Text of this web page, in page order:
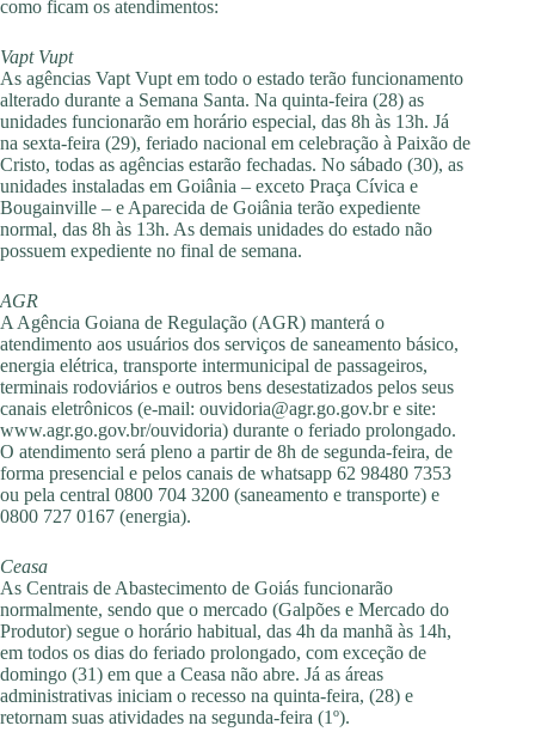
como ficam os atendimentos:
Vapt Vupt
As agências Vapt Vupt em todo o estado terão funcionamento
alterado durante a Semana Santa. Na quinta-feira (28) as
unidades funcionarão em horário especial, das 8h às 13h. Já
na sexta-feira (29), feriado nacional em celebração à Paixão de
Cristo, todas as agências estarão fechadas. No sábado (30), as
unidades instaladas em Goiânia – exceto Praça Cívica e
Bougainville – e Aparecida de Goiânia terão expediente
normal, das 8h às 13h. As demais unidades do estado não
possuem expediente no final de semana.
AGR
A Agência Goiana de Regulação (AGR) manterá o
atendimento aos usuários dos serviços de saneamento básico,
energia elétrica, transporte intermunicipal de passageiros,
terminais rodoviários e outros bens desestatizados pelos seus
canais eletrônicos (e-mail: ouvidoria@agr.go.gov.bre site:
www.agr.go.gov.br/ouvidoria) durante o feriado prolongado.
O atendimento será pleno a partir de 8h de segunda-feira, de
forma presencial e pelos canais de whatsapp 62 98480 7353
ou pela central 0800 704 3200 (saneamento e transporte) e
0800 727 0167 (energia).
Ceasa
As Centrais de Abastecimento de Goiás funcionarão
normalmente, sendo que o mercado (Galpões e Mercado do
Produtor) segue o horário habitual, das 4h da manhã às 14h,
em todos os dias do feriado prolongado, com exceção de
domingo (31) em que a Ceasa não abre. Já as áreas
administrativas iniciam o recesso na quinta-feira, (28) e
retornam suas atividades na segunda-feira (1º).